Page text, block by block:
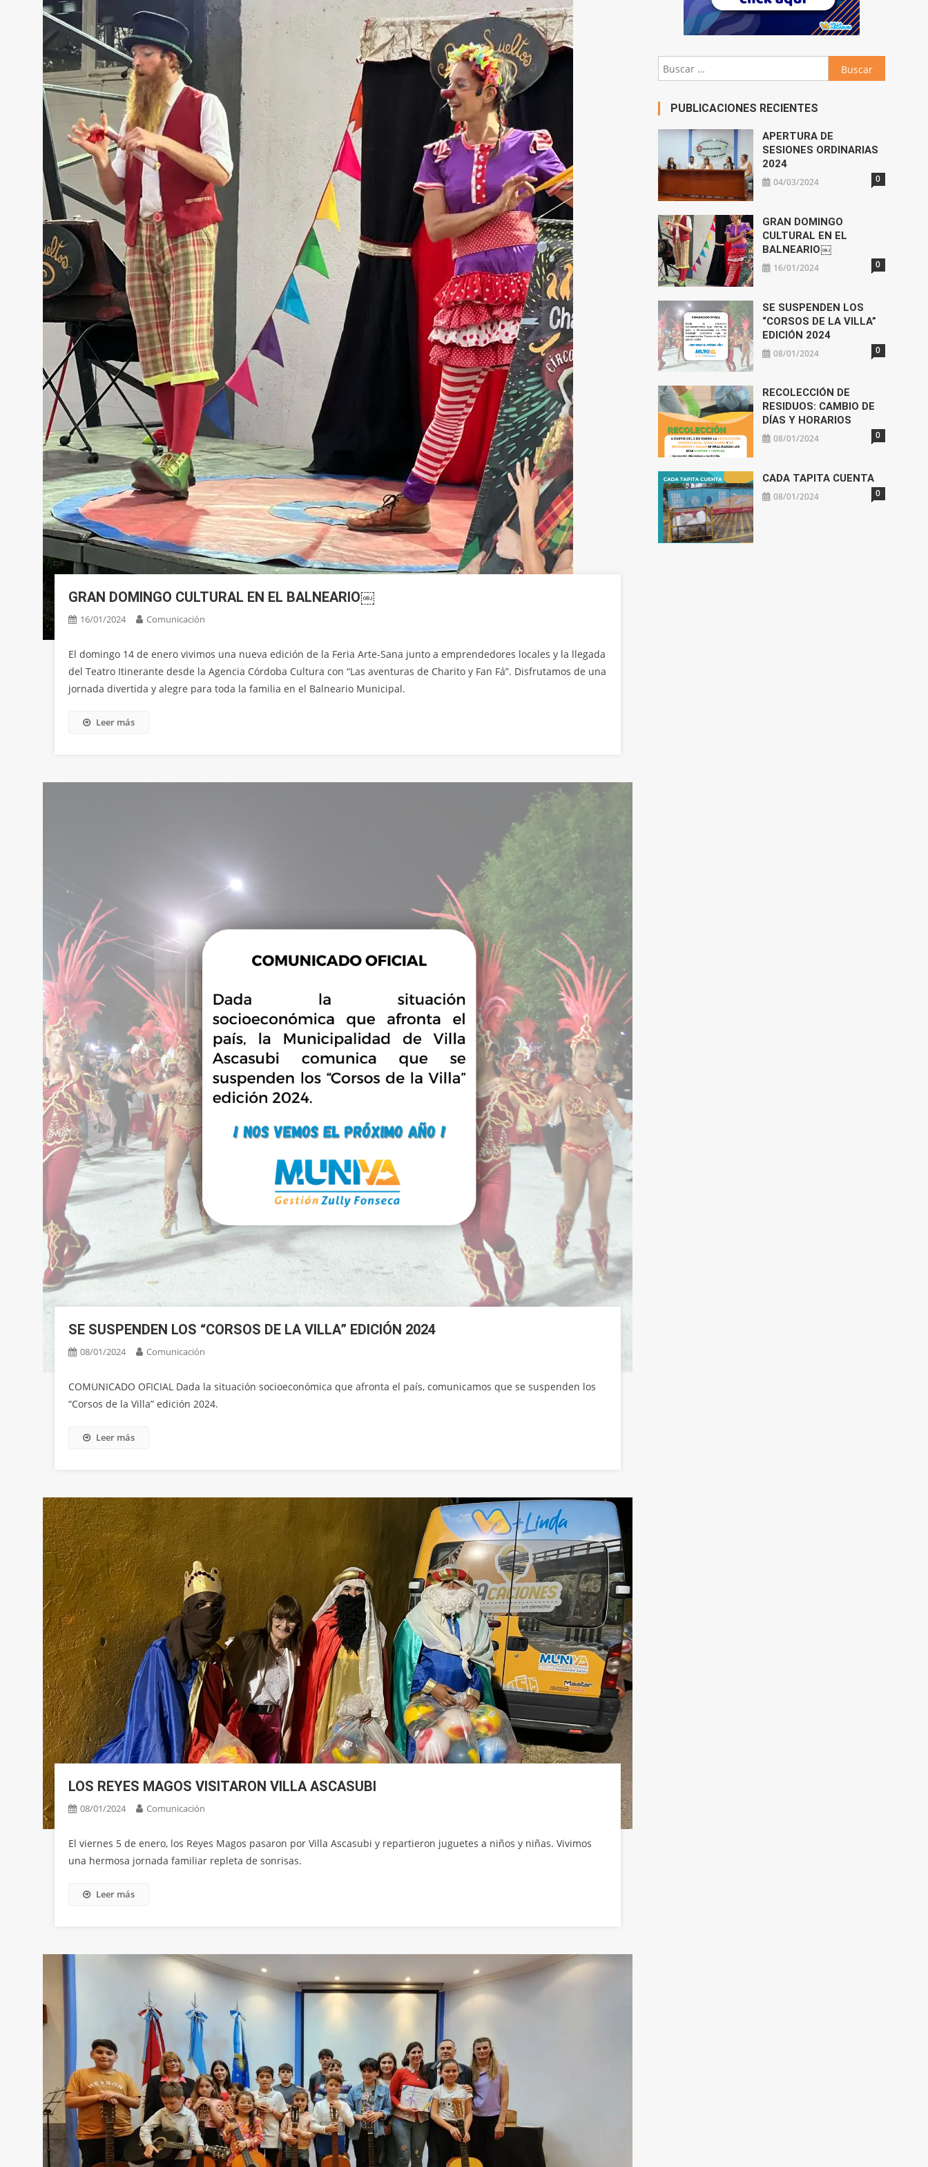
GRAN DOMINGO CULTURAL EN EL BALNEARIO￼
16/01/2024 Comunicación
El domingo 14 de enero vivimos una nueva edición de la Feria Arte-Sana junto a emprendedores locales y la llegada
del Teatro Itinerante desde la Agencia Córdoba Cultura con “Las aventuras de Charito y Fan Fá”. Disfrutamos de una
jornada divertida y alegre para toda la familia en el Balneario Municipal.
Leer más
SE SUSPENDEN LOS “CORSOS DE LA VILLA” EDICIÓN 2024
08/01/2024 Comunicación
COMUNICADO OFICIAL Dada la situación socioeconómica que afronta el país, comunicamos que se suspenden los
“Corsos de la Villa” edición 2024.
Leer más
LOS REYES MAGOS VISITARON VILLA ASCASUBI
08/01/2024 Comunicación
El viernes 5 de enero, los Reyes Magos pasaron por Villa Ascasubi y repartieron juguetes a niños y niñas. Vivimos
una hermosa jornada familiar repleta de sonrisas.
Leer más
Buscar:
PUBLICACIONES RECIENTES
APERTURA DE
SESIONES ORDINARIAS
2024
04/03/2024 0
GRAN DOMINGO
CULTURAL EN EL
BALNEARIO￼
16/01/2024 0
SE SUSPENDEN LOS
“CORSOS DE LA VILLA”
EDICIÓN 2024
08/01/2024 0
RECOLECCIÓN DE
RESIDUOS: CAMBIO DE
DÍAS Y HORARIOS
08/01/2024 0
CADA TAPITA CUENTA
08/01/2024 0